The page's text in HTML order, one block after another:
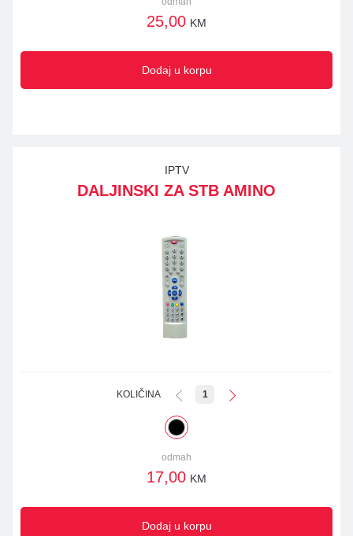
25,00 KM
Dodaj u korpu
IPTV
DALJINSKI ZA STB AMINO
KOLIČINA 1
odmah
17,00 KM
Dodaj u korpu